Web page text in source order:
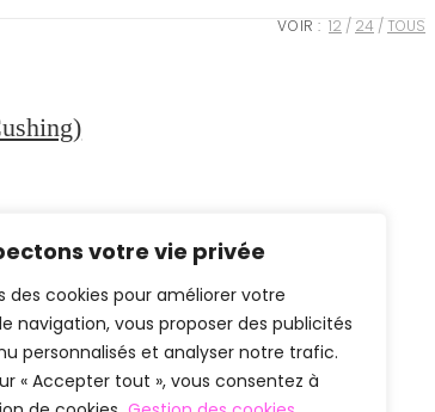
votre vie privée
des cookies pour améliorer votre
navigation, vous proposer des publicités
personnalisés et analyser notre trafic.
« Accepter tout », vous consentez à
VOIR : 12 24 TOUS